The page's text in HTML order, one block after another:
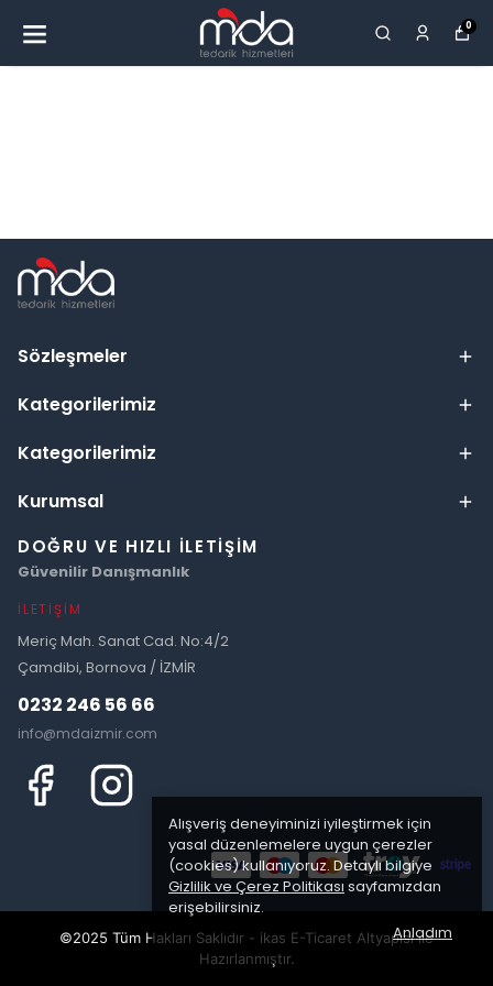
0
Alışveriş deneyiminizi iyileştirmek için
yasal düzenlemelere uygun çerezler
(cookies) kullanıyoruz. Detaylı bilgiye
Gizlilik ve Çerez Politikası sayfamızdan
erişebilirsiniz.
Anladım
Sözleşmeler
Kategorilerimiz
Kategorilerimiz
Kurumsal
DOĞRU VE HIZLI İLETIŞIM
Güvenilir Danışmanlık
İLETIŞIM
Meriç Mah. Sanat Cad. No:4/2
Çamdibi, Bornova / İZMİR
0232 246 56 66
info@mdaizmir.com
©2025 Tüm Hakları Saklıdır - ikas E-Ticaret Altyapısı ile
Hazırlanmıştır.